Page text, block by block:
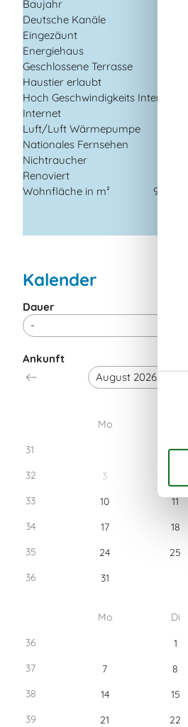
Baujahr
Deutsche Kanäle
Eingezäunt
Energiehaus
Geschlossene Terrasse
Haustier erlaubt
Hoch Geschwindigkeits Internet
Internet
Luft/Luft Wärmepumpe
Nationales Fernsehen
Nichtraucher
Renoviert
Wohnfläche in m²
94 m²
Kalender
Ankunft
Mo
31
32
3
33
10 11
34
17 18
35
24 25
36
31
Mo
Di
36
1
37
7 8
38
14 15
39
21 22
Dauer